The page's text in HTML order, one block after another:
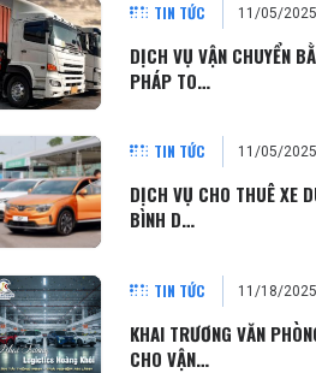
TIN TỨC 11/05/2025
DỊCH VỤ VẬN CHUYỂN
PHÁP TO…
TIN TỨC 11/05/2025
DỊCH VỤ CHO THUÊ XE
BÌNH D…
TIN TỨC 11/18/2025
KHAI TRƯƠNG VĂN
CHO VẬN…